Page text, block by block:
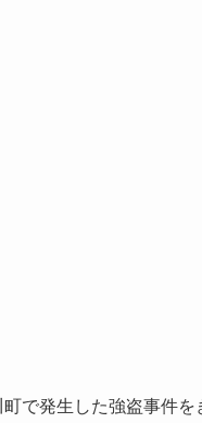
で発生した強盗事件を